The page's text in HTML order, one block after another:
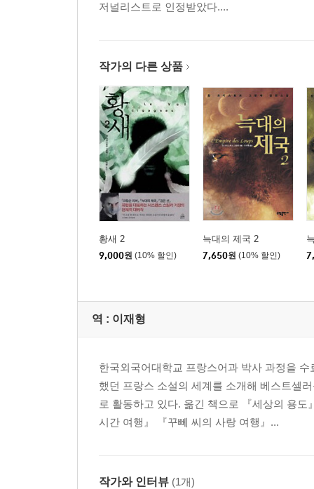
저널리스트로 인정받았다....
작가의 다른 상품
황새 2
9,000원 (10% 할인)
늑대의 제국 2
7,650원 (10% 할인)
역 : 이재형
한국외국어대학교 프랑스어과 박사 과정을
했던 프랑스 소설의 세계를 소개해 베스트셀
로 활동하고 있다. 옮긴 책으로 『세상의 용
시간 여행』 『꾸뻬 씨의 사랑 여행』...
작가와 인터뷰 (1개)